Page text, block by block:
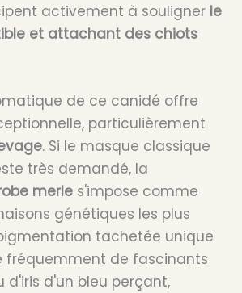
activement à souligner le
et attachant des chiots
de ce canidé offre
particulièrement
. Si le masque classique
très demandé, la
merle s'impose comme
génétiques les plus
tachetée unique
fréquemment de fascinants
d'iris d'un bleu perçant,